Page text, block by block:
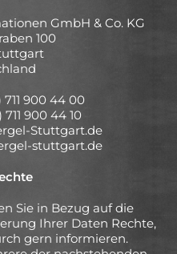
GmbH & Co. KG
100
900 44 00
900 44 10
Stuttgart.de
stuttgart.de
Sie in Bezug auf die
Ihrer Daten Rechte,
gern informieren.